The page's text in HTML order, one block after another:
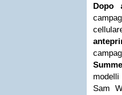
Dopo
Sam